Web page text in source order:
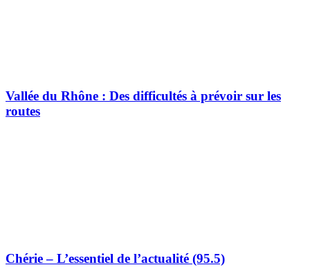
Vallée du Rhône : Des difficultés à prévoir sur les
routes
Chérie – L’essentiel de l’actualité (95.5)